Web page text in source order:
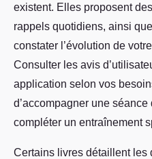
existent. Elles proposent
rappels quotidiens, ainsi
constater l’évolution de
Consulter les avis
application selon vos
d’accompagner une
compléter un entraînement
Certains livres détaillent les